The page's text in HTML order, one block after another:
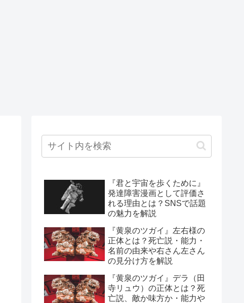
『君と宇宙を歩くために』
発達障害漫画として評価さ
れる理由とは？SNSで話題
の魅力を解説
『黄泉のツガイ』左右様の
正体とは？死亡説・能力・
名前の由来や右さん左さん
の見分け方を解説
『黄泉のツガイ』デラ（田
寺リュウ）の正体とは？死
亡説、敵か味方か・能力や